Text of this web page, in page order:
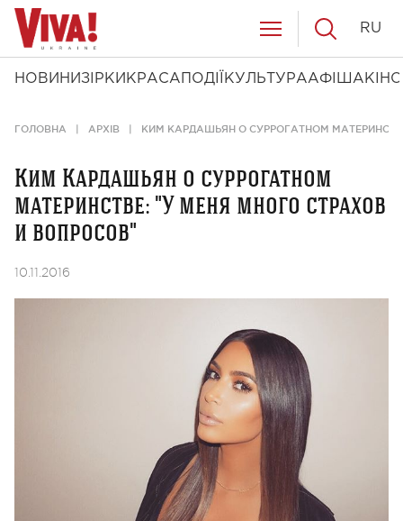
НОВИНИ ЗІРКИ КРАСА ПОДІЇ КУЛЬТУРААФІША КІНО
RU
ГОЛОВНА АРХІВ КИМ КАРДАШЬЯН О СУРРОГАТНОМ
Ким Кардашьян о суррогатном
материнстве: "У меня много страхов
и вопросов"
10.11.2016